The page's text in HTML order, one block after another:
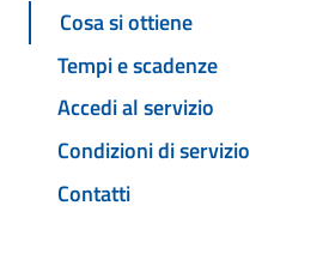
Cosa si ottiene
Tempi e scadenze
Accedi al servizio
Condizioni di servizio
Contatti